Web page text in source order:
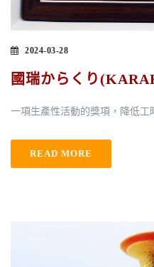
2024-03-28
國瑞からくり
一項生產性活動的獎項，降低工
READ MORE